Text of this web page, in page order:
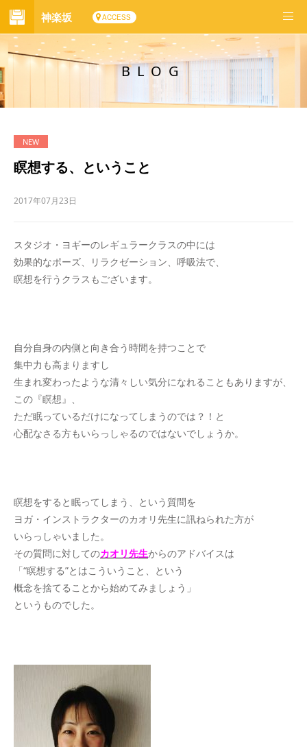
神楽坂 ACCESS
BLOG
瞑想する、ということ
2017年07月23日
スタジオ・ヨギーのレギュラークラスの中には
効果的なポーズ、リラクゼーション、呼吸法で、
瞑想を行うクラスもございます。
自分自身の内側と向き合う時間を持つことで
集中力も高まりますし
生まれ変わったような清々しい気分になれることもありますが、
この『瞑想』、
ただ眠っているだけになってしまうのでは？！と
心配なさる方もいらっしゃるのではないでしょうか。
瞑想をすると眠ってしまう、という質問を
ヨガ・インストラクターのカオリ先生に訊ねられた方が
いらっしゃいました。
その質問に対してのカオリ先生からのアドバイスは
「“瞑想する”とはこういうこと、という
概念を捨てることから始めてみましょう」
というものでした。